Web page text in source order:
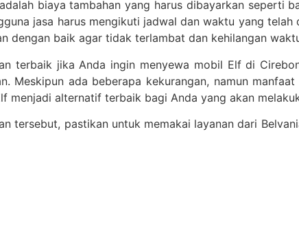
biaya tambahan yang harus dibayarkan seperti
jasa harus mengikuti jadwal dan waktu yang
dengan baik agar tidak terlambat dan kehilangan
terbaik jika Anda ingin menyewa mobil Elf di
Meskipun ada beberapa kekurangan, namun
menjadi alternatif terbaik bagi Anda yang akan
tersebut, pastikan untuk memakai layanan dari